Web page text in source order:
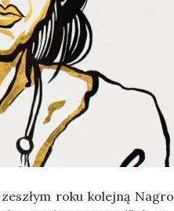
roku kolej­ną